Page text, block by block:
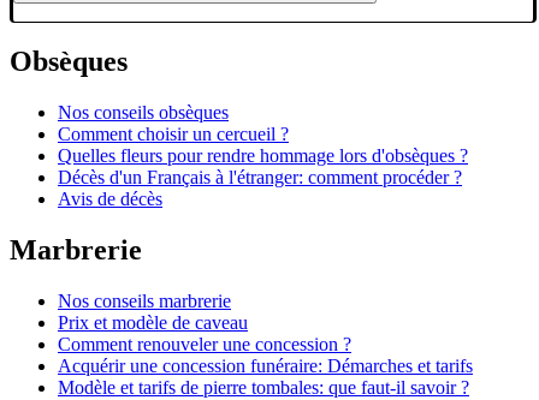
Obsèques
Nos conseils obsèques
Comment choisir un cercueil ?
Quelles fleurs pour rendre hommage lors d'obsèques ?
Décès d'un Français à l'étranger: comment procéder ?
Avis de décès
Marbrerie
Nos conseils marbrerie
Prix et modèle de caveau
Comment renouveler une concession ?
Acquérir une concession funéraire: Démarches et tarifs
Modèle et tarifs de pierre tombales: que faut-il savoir ?